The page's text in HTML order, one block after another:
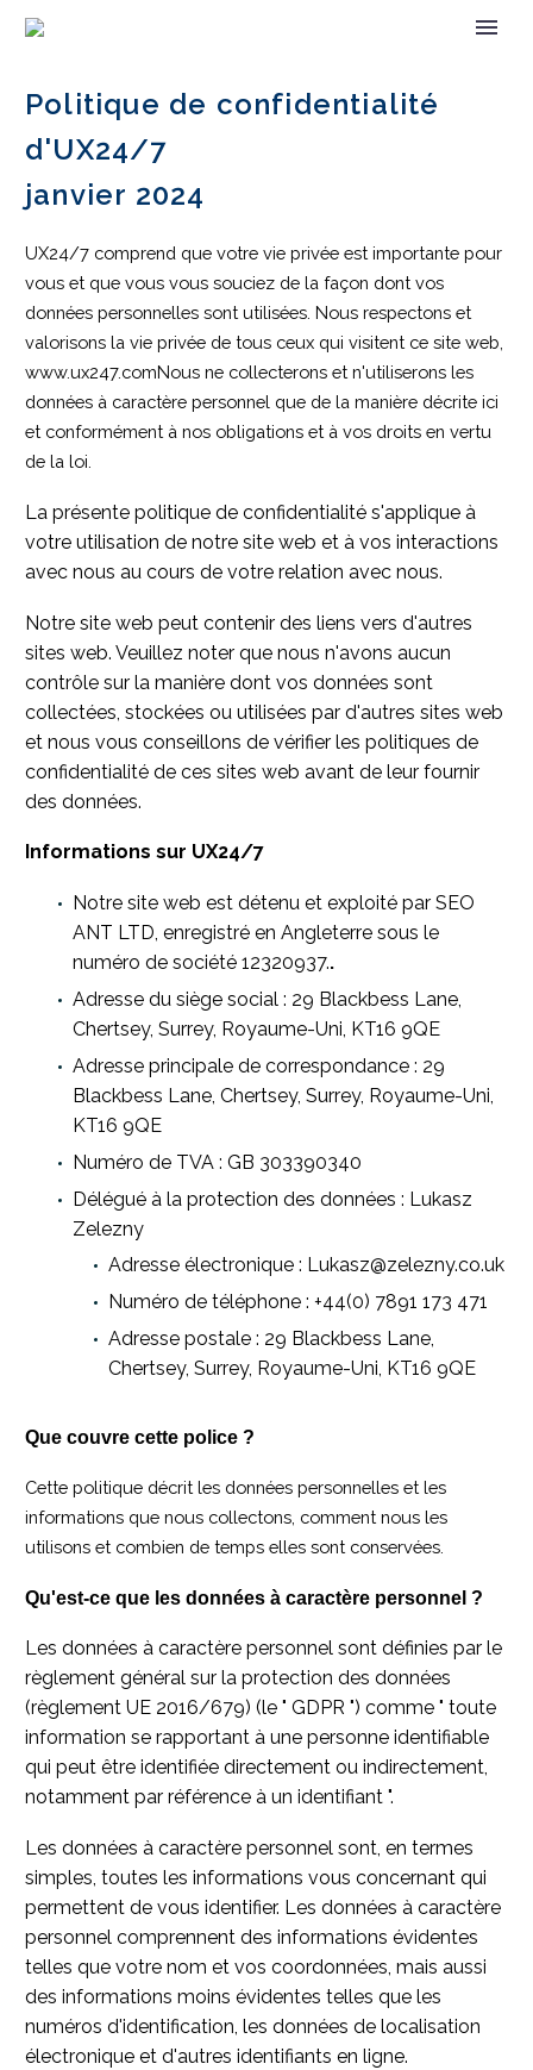
Politique de confidentialité
d'UX24/7
janvier 2024
UX24/7 comprend que votre vie privée est importante pour
vous et que vous vous souciez de la façon dont vos
données personnelles sont utilisées . Nous respectons et
valorisons la vie privée de tous ceux qui visitent ce site web,
www.ux247.comNous ne collecterons et n'utiliserons les
données à caractère personnel que de la manière décrite ici
et conformément à nos obligations et à vos droits en vertu
de la loi.
La présente politique de confidentialité s'applique à
votre utilisation de notre site web et à vos interactions
avec nous au cours de votre relation avec nous.
Notre site web peut contenir des liens vers d'autres
sites web. Veuillez noter que nous n'avons aucun
contrôle sur la manière dont vos données sont
collectées, stockées ou utilisées par d'autres sites web
et nous vous conseillons de vérifier les politiques de
confidentialité de ces sites web avant de leur fournir
des données.
Informations sur UX24/7
Notre site web est détenu et exploité par SEO
ANT LTD, enregistré en Angleterre sous le
numéro de société 12320937..
Adresse du siège social : 29 Blackbess Lane,
Chertsey, Surrey, Royaume-Uni, KT16 9QE
Adresse principale de correspondance : 29
Blackbess Lane, Chertsey, Surrey, Royaume-Uni,
KT16 9QE
Numéro de TVA : GB 303390340
Délégué à la protection des données : Lukasz
Zelezny
Adresse électronique : Lukasz@zelezny.co.uk
Numéro de téléphone : +44(0) 7891 173 471
Adresse postale : 29 Blackbess Lane,
Chertsey, Surrey, Royaume-Uni, KT16 9QE
Que couvre cette police ?
Cette politique décrit les données personnelles et les
informations que nous collectons, comment nous les
utilisons et combien de temps elles sont conservées.
Qu'est-ce que les données à caractère personnel ?
Les données à caractère personnel sont définies par le
règlement général sur la protection des données
(règlement UE 2016/679) (le " GDPR ") comme " toute
information se rapportant à une personne identifiable
qui peut être identifiée directement ou indirectement,
notamment par référence à un identifiant ".
Les données à caractère personnel sont, en termes
simples, toutes les informations vous concernant qui
permettent de vous identifier. Les données à caractère
personnel comprennent des informations évidentes
telles que votre nom et vos coordonnées, mais aussi
des informations moins évidentes telles que les
numéros d'identification, les données de localisation
électronique et d'autres identifiants en ligne.